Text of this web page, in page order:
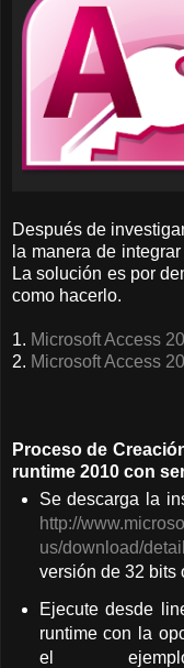
Después de
la manera de
La solución es por
como hacerlo.
1. Microsoft Access
2. Microsoft Access
Proceso de
runtime 2010 con
Se descarga la
http://
us/download/
versión de 32 bits
Ejecute desde
runtime con la
el ejemplo: